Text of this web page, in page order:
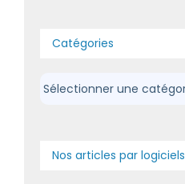
Catégories
Catégories
Nos articles par logiciels